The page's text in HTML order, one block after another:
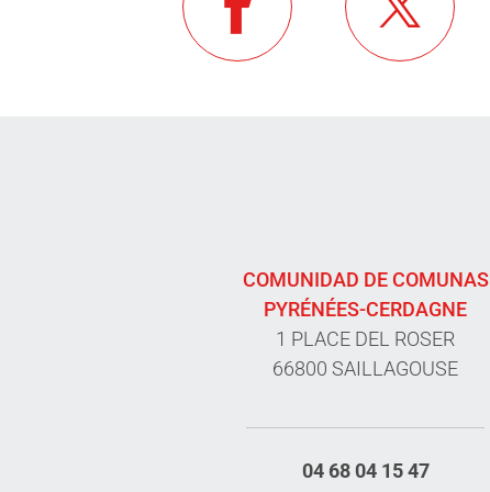
COMUNIDAD DE COMUNAS
PYRÉNÉES-CERDAGNE
1 PLACE DEL ROSER
66800 SAILLAGOUSE
04 68 04 15 47